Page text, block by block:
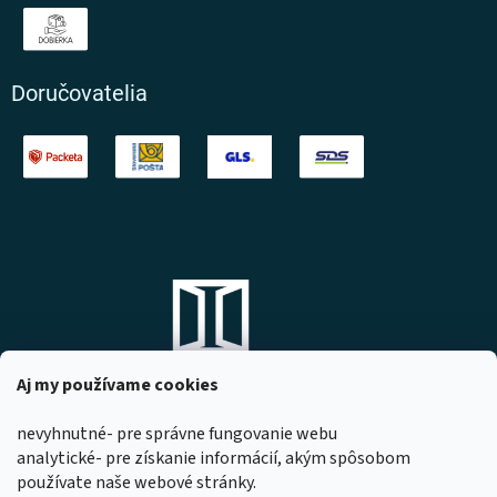
Aj my používame cookies
nevyhnutné- pre správne fungovanie webu
analytické- pre získanie informácií, akým spôsobom
používate naše webové stránky.
Doručovatelia
DOMOVO s.r.o.